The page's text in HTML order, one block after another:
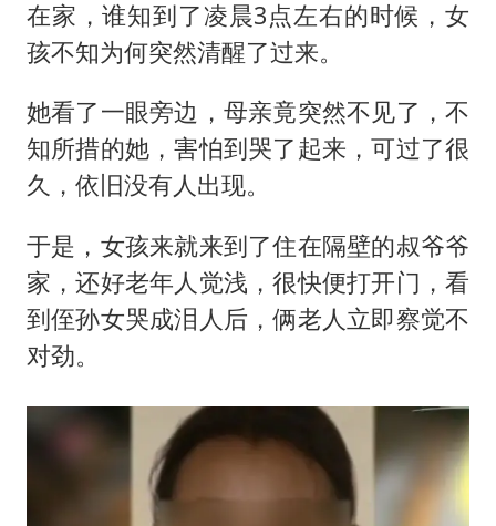
在家，谁知到了凌晨3点左右的时候，女
孩不知为何突然清醒了过来。
她看了一眼旁边，母亲竟突然不见了，不
知所措的她，害怕到哭了起来，可过了很
久，依旧没有人出现。
于是，女孩来就来到了住在隔壁的叔爷爷
家，还好老年人觉浅，很快便打开门，看
到侄孙女哭成泪人后，俩老人立即察觉不
对劲。